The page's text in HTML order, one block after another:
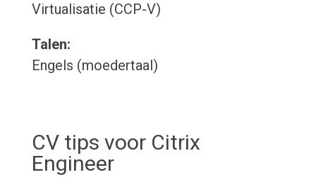
Virtualisatie (CCP-V)
Talen:
Engels (moedertaal)
CV tips voor Citrix
Engineer